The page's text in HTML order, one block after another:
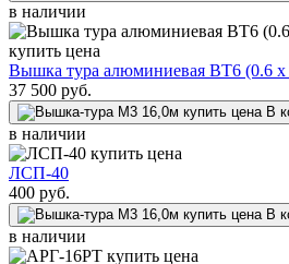
в наличии
Вышка тура алюминиевая ВТ6 (0.6 х
37 500 руб.
В
в наличии
ЛСП-40
400 руб.
В
в наличии